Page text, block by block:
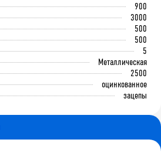
900
3000
500
500
5
Металлическая
2500
оцинкованное
зацепы